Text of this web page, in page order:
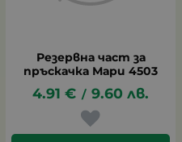
Резервна част за
пръскачка Мари 4503
4.91 € / 9.60 лв.